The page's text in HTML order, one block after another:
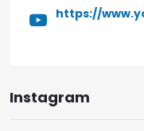
Instagram
https://